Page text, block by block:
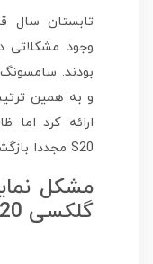
وجود مشکلاتی
بودند.
و به همین
ارائه کرد
S20 مجددا بازگشته است.
مشکل
گلکسی S20